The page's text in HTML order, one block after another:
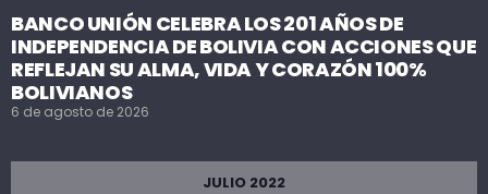
BANCO UNIÓN CELEBRA LOS 201 AÑOS DE
INDEPENDENCIA DE BOLIVIA CON ACCIONES QUE
REFLEJAN SU ALMA, VIDA Y CORAZÓN 100%
BOLIVIANOS
6 de agosto de 2026
JULIO 2022